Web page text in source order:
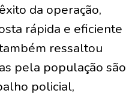
da operação,
rápida e eficiente
ressaltou
pela população são
policial,